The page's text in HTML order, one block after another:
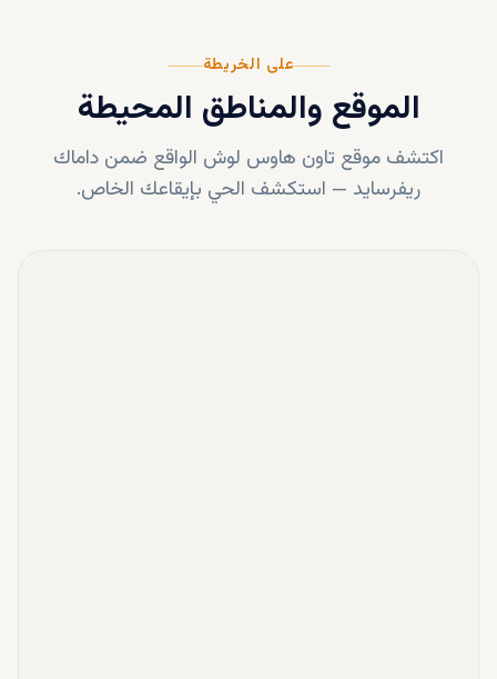
على الخريطة
الموقع والمناطق المحيطة
اكتشف موقع تاون هاوس لوش الواقع ضمن داماك
ريفرسايد — استكشف الحي بإيقاعك الخاص.